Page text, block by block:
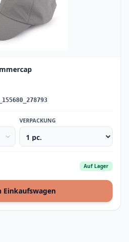
VERPACKUNG
Auf Lager
Einkaufswagen